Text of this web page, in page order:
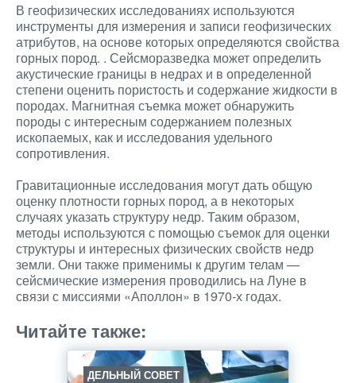
В геофизических исследованиях используются
инструменты для измерения и записи геофизических
атрибутов, на основе которых определяются свойства
горных пород. . Сейсморазведка может определить
акустические границы в недрах и в определенной
степени оценить пористость и содержание жидкости в
породах. Магнитная съемка может обнаружить
породы с интересным содержанием полезных
ископаемых, как и исследования удельного
сопротивления.
Гравитационные исследования могут дать общую
оценку плотности горных пород, а в некоторых
случаях указать структуру недр. Таким образом,
методы используются с помощью съемок для оценки
структуры и интересных физических свойств недр
земли. Они также применимы к другим телам —
сейсмические измерения проводились на Луне в
связи с миссиями «Аполлон» в 1970-х годах.
Читайте также:
ДЕЛЬНЫЙ СОВЕТ